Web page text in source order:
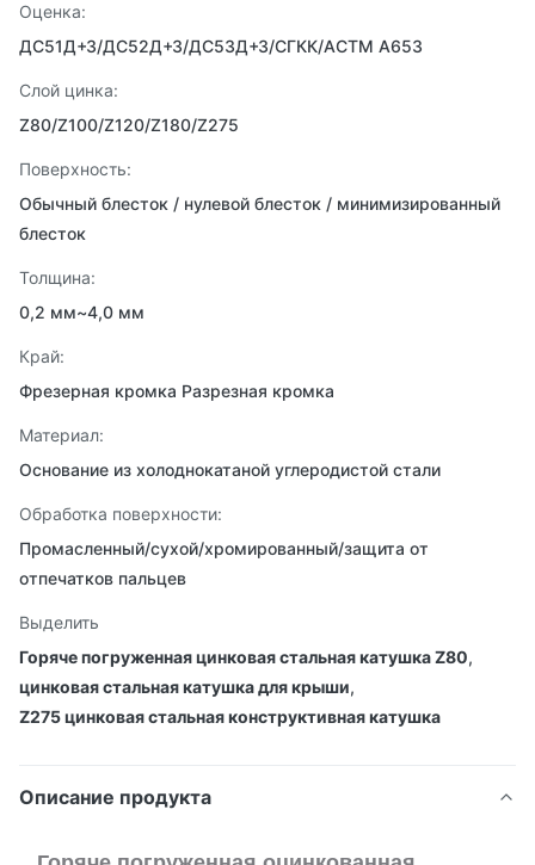
Оценка:
ДС51Д+З/ДС52Д+З/ДС53Д+З/СГКК/АСТМ А653
Слой цинка:
Z80/Z100/Z120/Z180/Z275
Поверхность:
Обычный блесток / нулевой блесток / минимизированный
блесток
Толщина:
0,2 мм~4,0 мм
Край:
Фрезерная кромка Разрезная кромка
Материал:
Основание из холоднокатаной углеродистой стали
Обработка поверхности:
Промасленный/сухой/хромированный/защита от
отпечатков пальцев
Выделить
Горяче погруженная цинковая стальная катушка Z80,
цинковая стальная катушка для крыши,
Z275 цинковая стальная конструктивная катушка
Описание продукта